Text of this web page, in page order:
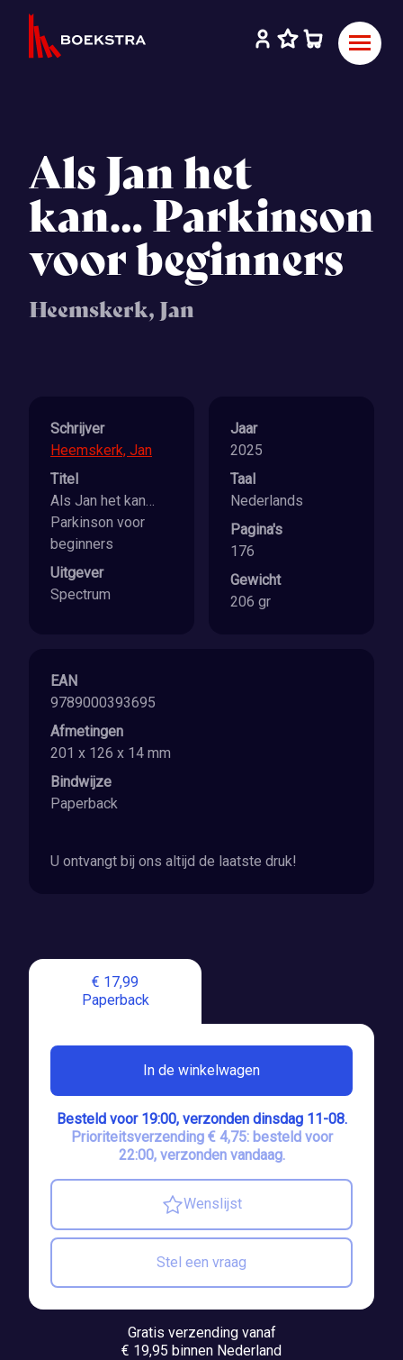
Als Jan het
kan… Parkinson
voor beginners
Heemskerk, Jan
€ 17,99
Paperback
In de winkelwagen
Besteld voor 19:00, verzonden dinsdag 11-08.
Prioriteitsverzending € 4,75: besteld voor
22:00, verzonden vandaag.
Wenslijst
Stel een vraag
Gratis verzending vanaf
€ 19,95 binnen Nederland
Schrijver
Heemskerk, Jan
Titel
Als Jan het kan…
Parkinson voor
beginners
Uitgever
Spectrum
Jaar
2025
Taal
Nederlands
Pagina's
176
Gewicht
206 gr
EAN
9789000393695
Afmetingen
201 x 126 x 14 mm
Bindwijze
Paperback
U ontvangt bij ons altijd de laatste druk!